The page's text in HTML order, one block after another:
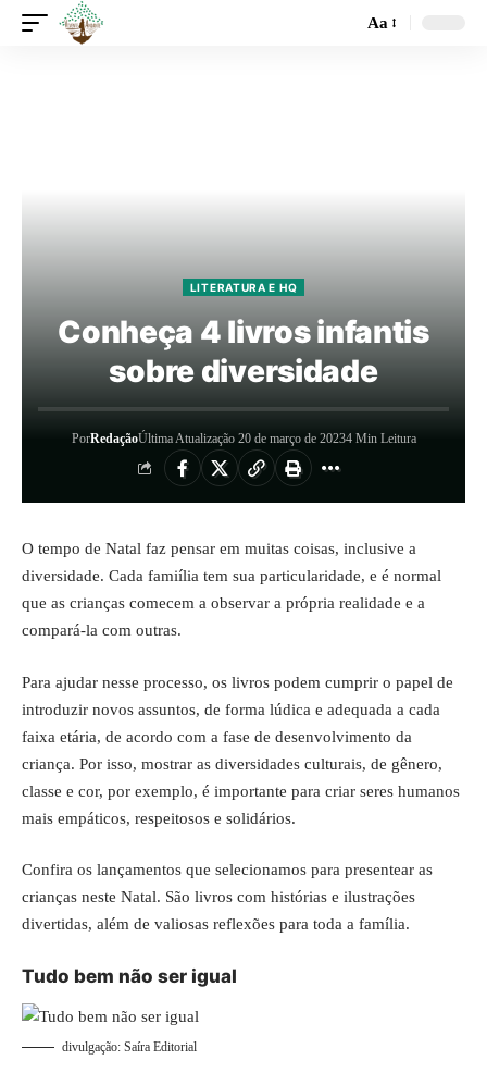
Aa
LITERATURA E HQ
Conheça 4 livros infantis
sobre diversidade
PorRedaçãoÚltima Atualização 20 de março de 20234 Min Leitura
O tempo de Natal faz pensar em muitas coisas, inclusive a
diversidade. Cada famiília tem sua particularidade, e é normal
que as crianças comecem a observar a própria realidade e a
compará-la com outras.
Para ajudar nesse processo, os livros podem cumprir o papel de
introduzir novos assuntos, de forma lúdica e adequada a cada
faixa etária, de acordo com a fase de desenvolvimento da
criança. Por isso, mostrar as diversidades culturais, de gênero,
classe e cor, por exemplo, é importante para criar seres humanos
mais empáticos, respeitosos e solidários.
Confira os lançamentos que selecionamos para presentear as
crianças neste Natal. São livros com histórias e ilustrações
divertidas, além de valiosas reflexões para toda a família.
Tudo bem não ser igual
divulgação: Saíra Editorial